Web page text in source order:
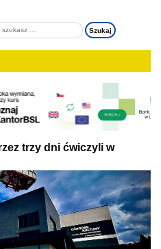
trzy dni ćwiczyli w